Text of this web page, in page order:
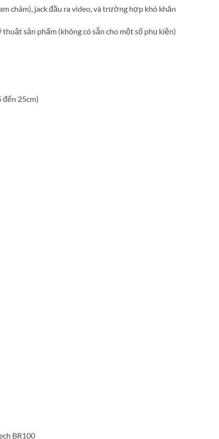
châm), jack đầu ra video, và trường hợp khó khăn
sản phẩm (không có sẵn cho một số phụ kiện)
đến 25cm)
BR100